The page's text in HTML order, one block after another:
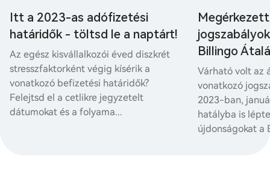
Itt a 2023-as adófizetési
határidők - töltsd le a naptárt!
Az egész kisvállalkozói éved diszkrét
stresszfaktorként végig kísérik a
vonatkozó befizetési határidők?
Felejtsd el a cetlikre jegyzetelt
dátumokat és a folyama...
Billingo
Várható volt az
vonatkozó
2023-ban,
hatályba is
újdonságokat a